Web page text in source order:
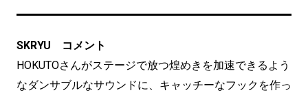
SKRYU コメント
HOKUTOさんがステージで放つ煌めきを加速できるよう
なダンサブルなサウンドに、キャッチーなフックを作っ